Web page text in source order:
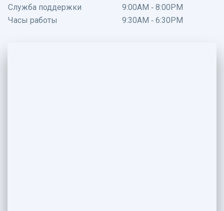
Служба поддержки
9:00AM - 8:00PM
Часы работы
9:30AM - 6:30PM